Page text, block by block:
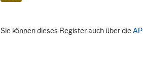
Sie können dieses Register auch über dieAPI